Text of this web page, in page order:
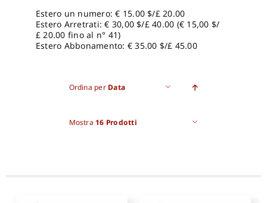
Estero un numero: € 15.00 $/£ 20.00
Estero Arretrati: € 30,00 $/£ 40.00 (€ 15,00 $/
£ 20.00 fino al n° 41)
Estero Abbonamento: € 35.00 $/£ 45.00
Ordina per Data
Mostra 16 Prodotti